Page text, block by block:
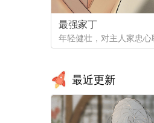
最强家丁
最近更新